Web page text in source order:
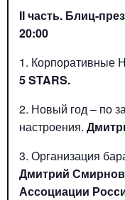
II часть. Блиц-
20:00
1. Корпоративные
5 STARS.
2. Новый год – по
настроения.
3. Организация
Дмитрий
Ассоциации